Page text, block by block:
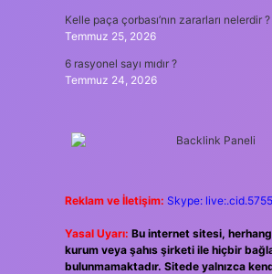
Kelle paça çorbası’nın zararları nelerdir ?
Temmuz 25, 2026
6 rasyonel sayı mıdır ?
Temmuz 24, 2026
Reklam ve İletişim: Skype:
Yasal Uyarı: Bu internet sitesi,
kurum veya şahıs şirketi ile hiçbir
bulunmamaktadır. Sitede yalnızca